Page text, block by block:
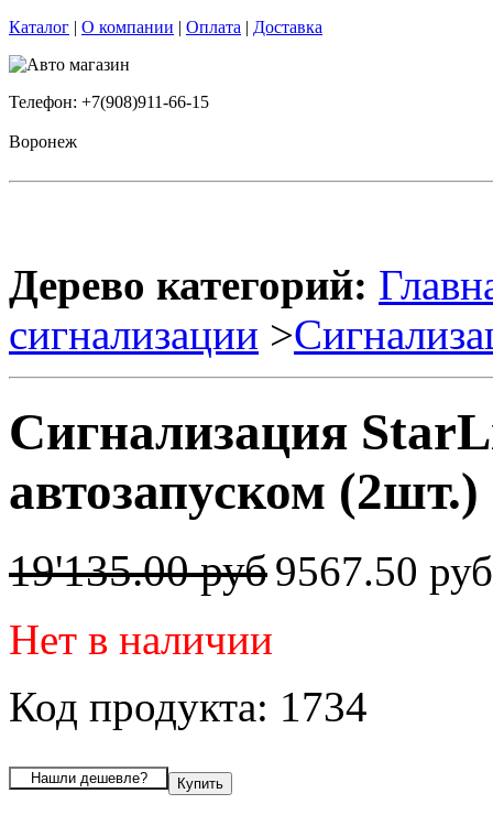
Каталог | О компании | Оплата | Доставка
Телефон: +7(908)911-66-15
Воронеж
Дерево категорий:
сигнализации >
Сигнализация
автозапуском (2шт.)
19'135.00 руб9567.50
Нет в наличии
Код продукта: 1734